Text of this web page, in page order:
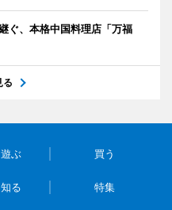
ぐ、本格中国料理店「万福
る
ぶ 買う
る 特集